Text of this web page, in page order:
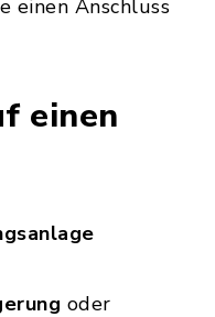
einen Anschluss
einen
oder